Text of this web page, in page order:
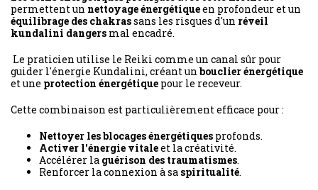
permettent un nettoyage énergétiqueen profondeur et un
équilibrage des chakrassans les risques d'un réveil
kundalini dangers mal encadré.
Le praticien utilise le Reiki comme un canal sûr pour
guider l'énergie Kundalini, créant un bouclier énergétique
et une protection énergétique pour le receveur.
Cette combinaison est particulièrement efficace pour :
Nettoyer les blocages énergétiques profonds.
Activer l'énergie vitaleet la créativité.
Accélérer la guérison des traumatismes.
Renforcer la connexion à sa spiritualité.